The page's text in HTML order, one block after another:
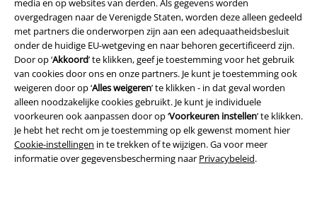
media en op websites van derden. Als gegevens worden
overgedragen naar de Verenigde Staten, worden deze alleen gedeeld
met partners die onderworpen zijn aan een adequaatheidsbesluit
onder de huidige EU-wetgeving en naar behoren gecertificeerd zijn.
Door op ‘Akkoord’ te klikken, geef je toestemming voor het gebruik
van cookies door ons en onze partners. Je kunt je toestemming ook
weigeren door op ‘Alles weigeren’ te klikken - in dat geval worden
alleen noodzakelijke cookies gebruikt. Je kunt je individuele
voorkeuren ook aanpassen door op ‘Voorkeuren instellen’ te klikken.
Je hebt het recht om je toestemming op elk gewenst moment hier
Cookie-instellingen in te trekken of te wijzigen. Ga voor meer
informatie over gegevensbescherming naar Privacybeleid.
Beveiliging